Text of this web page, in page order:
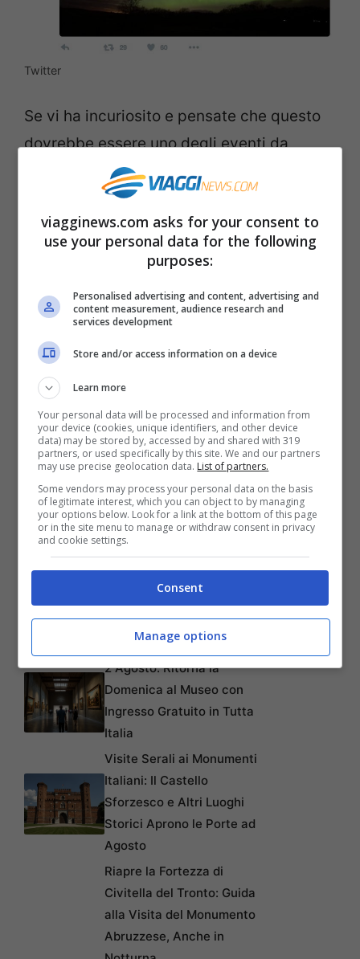
Twitter
Se vi ha incuriosito e pensate che questo
dovrebbe essere uno degli eventi da
vedere assolutamente almeno una volta
nella vita, qui ci sono
tutte le informazioni
per guardare l’aurora boreale, dove si
manifesta e in quale periodo dell’anno.
Pagine:1 2 3
Articoli recentiPuentedey: Il Borgo di
Pietra Sospeso sul
Leggendario Ponte di Dio
nel Nord della Spagna
Sveti Klement: L’Isola
Adriatica dove la Natura
Canta tra Pini, Ulivi e Mare
Cristallino
della Serie Spy con Nicole
Kidman
2 Agosto: Ritorna la
Domenica al Museo con
Ingresso Gratuito in Tutta
Italia
Visite Serali ai Monumenti
Italiani: Il Castello
Sforzesco e Altri Luoghi
Storici Aprono le Porte ad
Agosto
Riapre la Fortezza di
Civitella del Tronto: Guida
alla Visita del Monumento
Abruzzese, Anche in
viagginews.com asks for your consent to
use your personal data for the following
purposes:
Personalised advertising and content, advertising and
content measurement, audience research and
services development
Store and/or access information on a device
Learn more
Your personal data will be processed and information from
your device (cookies, unique identifiers, and other device
data) may be stored by, accessed by and shared with 319
partners, or used specifically by this site. We and our partners
may use precise geolocation data. List of partners.
Some vendors may process your personal data on the basis
of legitimate interest, which you can object to by managing
your options below. Look for a link at the bottom of this page
or in the site menu to manage or withdraw consent in privacy
and cookie settings.
Consent
Manage options